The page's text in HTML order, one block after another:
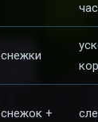
снежки
снежок +